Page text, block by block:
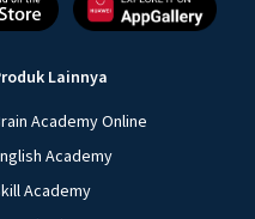
Lainnya
Academy Online
Academy
Academy